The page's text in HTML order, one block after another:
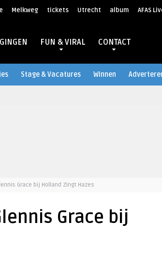
Melkweg tickets Utrecht album AFAS
FUN & VIRAL CONTACT
Stage & Vacatures Winnen
Grace bij Holland Zingt Hazes
Grace bij